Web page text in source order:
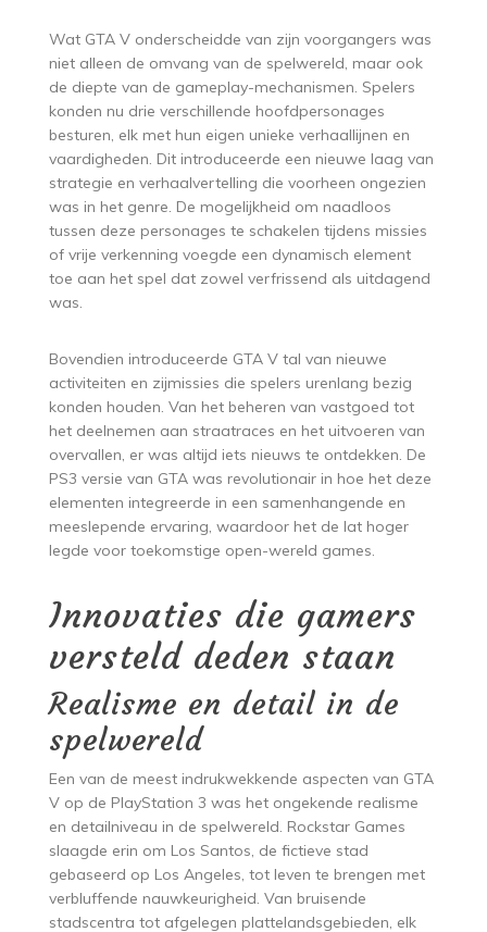
Wat GTA V onderscheidde van zijn voorgangers was
niet alleen de omvang van de spelwereld, maar ook
de diepte van de gameplay-mechanismen. Spelers
konden nu drie verschillende hoofdpersonages
besturen, elk met hun eigen unieke verhaallijnen en
vaardigheden. Dit introduceerde een nieuwe laag van
strategie en verhaalvertelling die voorheen ongezien
was in het genre. De mogelijkheid om naadloos
tussen deze personages te schakelen tijdens missies
of vrije verkenning voegde een dynamisch element
toe aan het spel dat zowel verfrissend als uitdagend
was.
Bovendien introduceerde GTA V tal van nieuwe
activiteiten en zijmissies die spelers urenlang bezig
konden houden. Van het beheren van vastgoed tot
het deelnemen aan straatraces en het uitvoeren van
overvallen, er was altijd iets nieuws te ontdekken. De
PS3 versie van GTA was revolutionair in hoe het deze
elementen integreerde in een samenhangende en
meeslepende ervaring, waardoor het de lat hoger
legde voor toekomstige open-wereld games.
Innovaties die gamers
versteld deden staan
Realisme en detail in de
spelwereld
Een van de meest indrukwekkende aspecten van GTA
V op de PlayStation 3 was het ongekende realisme
en detailniveau in de spelwereld. Rockstar Games
slaagde erin om Los Santos, de fictieve stad
gebaseerd op Los Angeles, tot leven te brengen met
verbluffende nauwkeurigheid. Van bruisende
stadscentra tot afgelegen plattelandsgebieden, elk